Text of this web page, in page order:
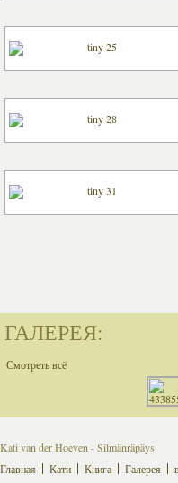
ГАЛЕРЕЯ:
Смотреть всё
Kati van der Hoeven - Silmänräpäys
Главная
Кати Книга Галерея